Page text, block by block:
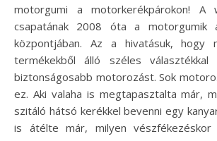
motorgumi a motorkerékpárokon! A
csapatának 2008 óta a motorgumik
központjában. Az a hivatásuk, hogy
termékekből álló széles
biztonságosabb motorozást. Sok
ez. Aki valaha is megtapasztalta már,
szitáló hátsó kerékkel bevenni egy
is átélte már, milyen vészfékezéskor